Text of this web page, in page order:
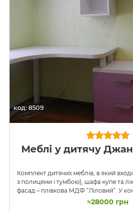
код: 8509
Меблі у дитячу
Комплект дитячих меблів, в який
з полицями і тумбою), шафа купе та
фасад – плівкова МДФ “Ліловий”. У
використовувалися металеві опори.
≈28000 грн